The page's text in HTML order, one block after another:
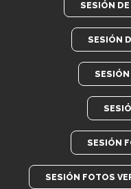
SESIÓN
SESIÓN
SESIÓN
SESIÓN FOTOS